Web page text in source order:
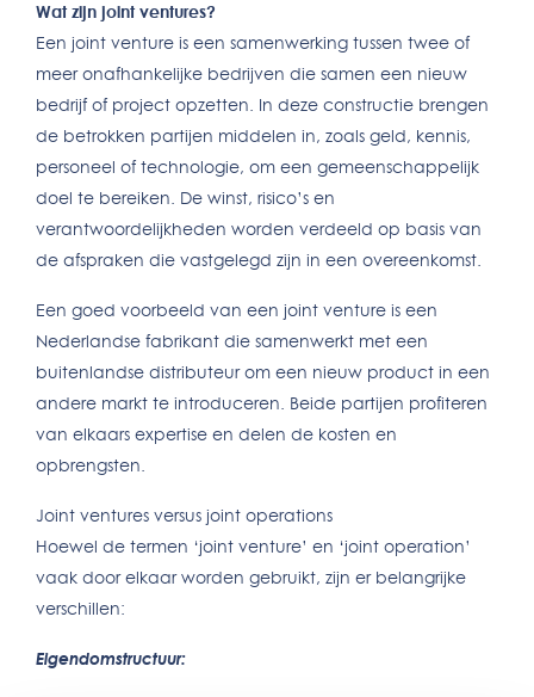
Wat zijn joint ventures?
Een joint venture is een samenwerking tussen twee of
meer onafhankelijke bedrijven die samen een nieuw
bedrijf of project opzetten. In deze constructie brengen
de betrokken partijen middelen in, zoals geld, kennis,
personeel of technologie, om een gemeenschappelijk
doel te bereiken. De winst, risico’s en
verantwoordelijkheden worden verdeeld op basis van
de afspraken die vastgelegd zijn in een overeenkomst.
Een goed voorbeeld van een joint venture is een
Nederlandse fabrikant die samenwerkt met een
buitenlandse distributeur om een nieuw product in een
andere markt te introduceren. Beide partijen profiteren
van elkaars expertise en delen de kosten en
opbrengsten.
Joint ventures versus joint operations
Hoewel de termen ‘joint venture’ en ‘joint operation’
vaak door elkaar worden gebruikt, zijn er belangrijke
verschillen:
Eigendomstructuur: